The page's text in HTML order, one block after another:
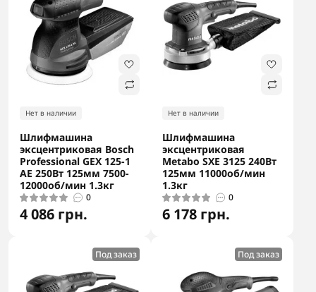
Нет в наличии
Шлифмашина
эксцентриковая Bosch
Professional GEX 125-1
AE 250Вт 125мм 7500-
12000об/мин 1.3кг
0
4 086 грн.
Нет в наличии
Шлифмашина
эксцентриковая
Metabo SXE 3125 240Вт
125мм 11000об/мин
1.3кг
0
6 178 грн.
Под заказ Под заказ